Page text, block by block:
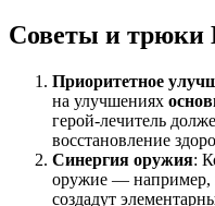
Советы и трюки
Приоритетное
на улучшениях
герой-лечитель
восстановление
Синергия оружия:
оружие — например,
создадут